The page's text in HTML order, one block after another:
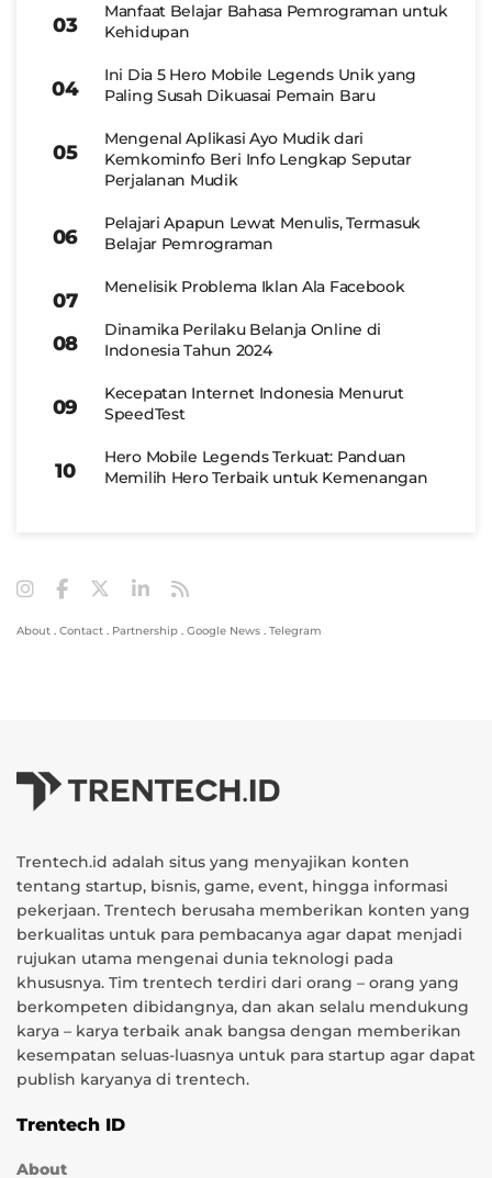
Manfaat Belajar Bahasa Pemrograman untuk
Kehidupan
Ini Dia 5 Hero Mobile Legends Unik yang
Paling Susah Dikuasai Pemain Baru
Mengenal Aplikasi Ayo Mudik dari
Kemkominfo Beri Info Lengkap Seputar
Perjalanan Mudik
Pelajari Apapun Lewat Menulis, Termasuk
Belajar Pemrograman
Menelisik Problema Iklan Ala Facebook
Dinamika Perilaku Belanja Online di
Indonesia Tahun 2024
Kecepatan Internet Indonesia Menurut
SpeedTest
Hero Mobile Legends Terkuat: Panduan
Memilih Hero Terbaik untuk Kemenangan
About . Contact . Partnership . Google News . Telegram
Trentech.id adalah situs yang menyajikan konten
tentang startup, bisnis, game, event, hingga informasi
pekerjaan. Trentech berusaha memberikan konten yang
berkualitas untuk para pembacanya agar dapat menjadi
rujukan utama mengenai dunia teknologi pada
khususnya. Tim trentech terdiri dari orang – orang yang
berkompeten dibidangnya, dan akan selalu mendukung
karya – karya terbaik anak bangsa dengan memberikan
kesempatan seluas-luasnya untuk para startup agar dapat
publish karyanya di trentech.
Trentech ID
About